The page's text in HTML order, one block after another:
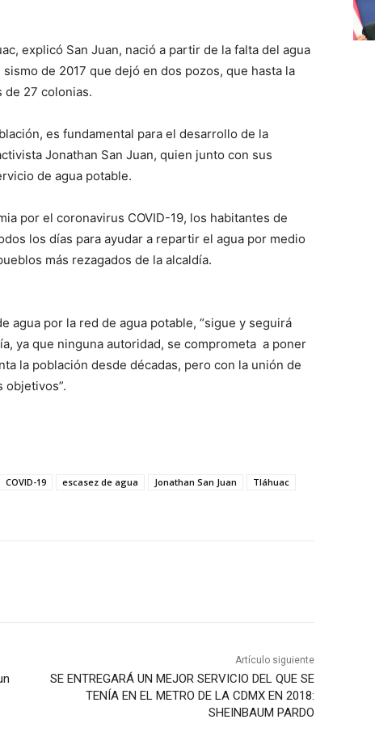
explicó San Juan, nació a partir de la falta del agua
de 2017 que dejó en dos pozos, que hasta la
de 27 colonias.
es fundamental para el desarrollo de la
Jonathan San Juan, quien junto con sus
de agua potable.
por el coronavirus COVID-19, los habitantes de
los días para ayudar a repartir el agua por medio
más rezagados de la alcaldía.
agua por la red de agua potable, “sigue y seguirá
ya que ninguna autoridad, se comprometa a poner
la población desde décadas, pero con la unión de
objetivos”.
COVID-19 escasez de agua Jonathan San Juan
Tláhuac
Artículo siguiente
SE ENTREGARÁ UN MEJOR SERVICIO DEL QUE SE
TENÍA EN EL METRO DE LA CDMX EN 2018:
SHEINBAUM PARDO